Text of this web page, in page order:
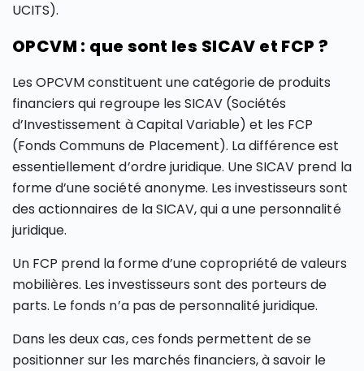
UCITS).
OPCVM : que sont les SICAV et FCP ?
Les OPCVM constituent une catégorie de produits
financiers qui regroupe les SICAV (Sociétés
d’Investissement à Capital Variable) et les FCP
(Fonds Communs de Placement). La différence est
essentiellement d’ordre juridique. Une SICAV prend la
forme d’une société anonyme. Les investisseurs sont
des actionnaires de la SICAV, qui a une personnalité
juridique.
Un FCP prend la forme d’une copropriété de valeurs
mobilières. Les investisseurs sont des porteurs de
parts. Le fonds n’a pas de personnalité juridique.
Dans les deux cas, ces fonds permettent de se
positionner sur les marchés financiers, à savoir le